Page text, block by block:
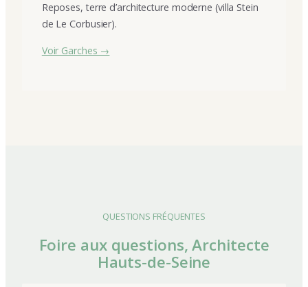
Reposes, terre d’architecture moderne (villa Stein
de Le Corbusier).
Voir Garches →
QUESTIONS FRÉQUENTES
Foire aux questions, Architecte
Hauts-de-Seine